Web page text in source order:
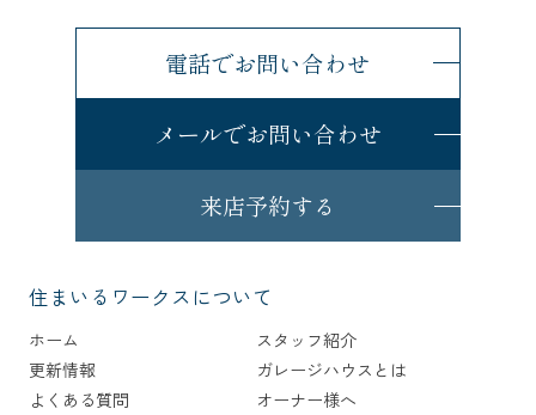
電話でお問い合わせ
メールでお問い合わせ
来店予約する
住まいるワークスについて
ホーム
スタッフ紹介
更新情報
ガレージハウスとは
よくある質問
オーナー様へ